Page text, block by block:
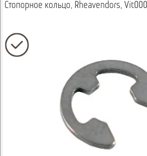
Стопорное кольцо, Rheavendors,